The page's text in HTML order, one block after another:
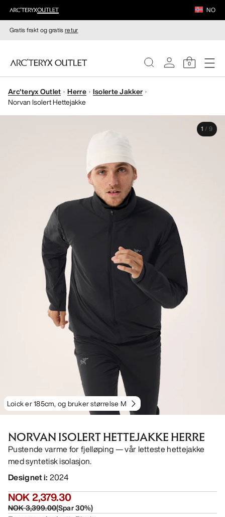
NO
Gratis frakt og gratisretur
0
DAMER
Arc'teryx Outlet Herre
Isolerte Jakker
Norvan Isolert Hettejakke
Loick er 185cm, og bruker størrelse M
1 / 9
NORVAN ISOLERT HETTEJAKKE HERRE
Pustende varme for fjelløping — vår letteste hettejakke
med syntetisk isolasjon.
Designet i: 2024
NOK 2,379.30
NOK 3,399.00(Spar30%)